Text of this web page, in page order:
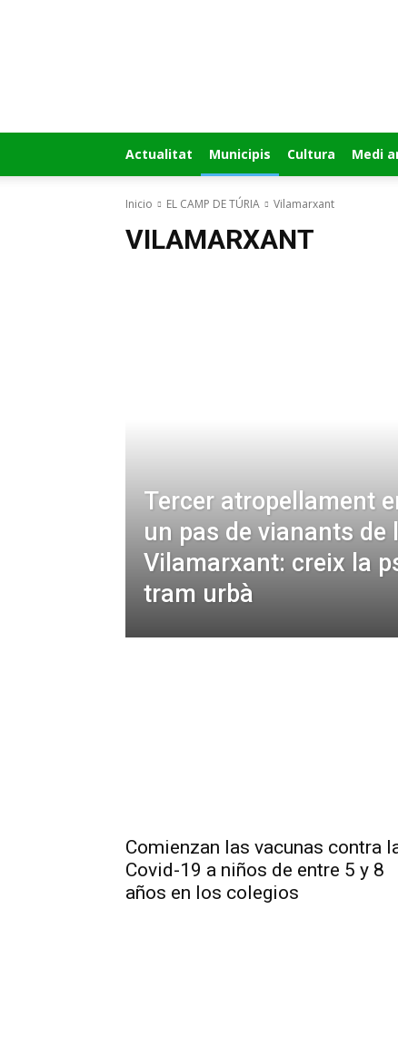
Actualitat Municipis Cultura Medi
Inicio EL CAMP DE TÚRIA Vilamarxant
VILAMARXANT
Tercer atropellament
un pas de vianants de
Vilamarxant: creix la
tram urbà
Comienzan las vacunas contra
Covid-19 a niños de entre 5 y 8
años en los colegios